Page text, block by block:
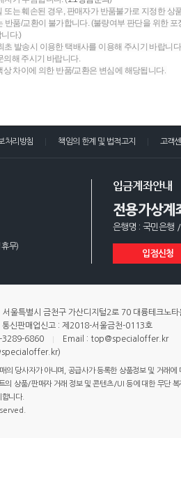
는 훼손된 경우, 판매자가 반품불가로 지정한 상
품/교환이 불가합니다. (불량여부 판단을 위한
다.)
초 발송시 이용한 택배사를 이용해 주시기 바랍니
의해 주시기 바랍니다.
차이에 의한 반품/교환은 변심에 해당됩니다.
처리방침 책임의 한계 및 법적고지 고객
무)
입금계좌안내
전용가상계
은행명 : 국민은행
입점신청
서울특별시 금천구 가산디지털2로 70 대륭테크노
통신판매업신고 : 제2018-서울금천-0113호
3289-6860
Email : top@specialoffer.kr
의 당사자가 아니며, 공급사가 등록한 상품정보 및 거래
의 상품/판매자 거래 정보 및 콘텐츠/UI 등에 대한 무단
니다.